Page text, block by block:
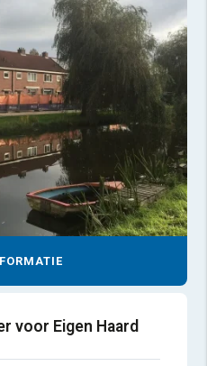
voor Eigen Haard